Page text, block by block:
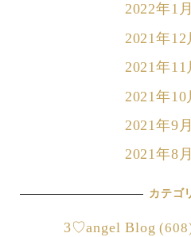
2022年1月
2021年12
2021年11
2021年10
2021年9月
2021年8月
カテゴ
3♡angel Blog